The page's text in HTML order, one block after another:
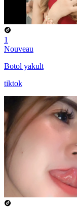
1
Nouveau
Botol yakult
tiktok